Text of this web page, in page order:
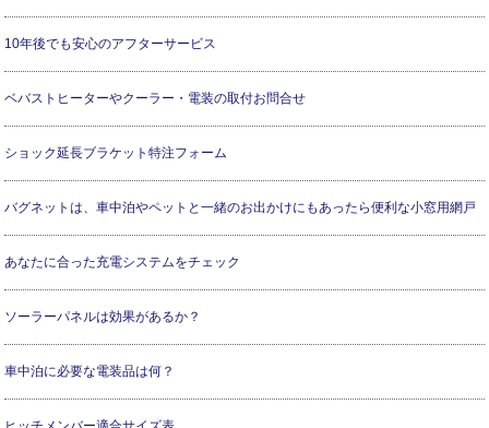
10年後でも安心のアフターサービス
ベバストヒーターやクーラー・電装の取付お問合せ
ショック延長ブラケット特注フォーム
バグネットは、車中泊やペットと一緒のお出かけにもあったら便利な小窓用網戸
あなたに合った充電システムをチェック
ソーラーパネルは効果があるか？
車中泊に必要な電装品は何？